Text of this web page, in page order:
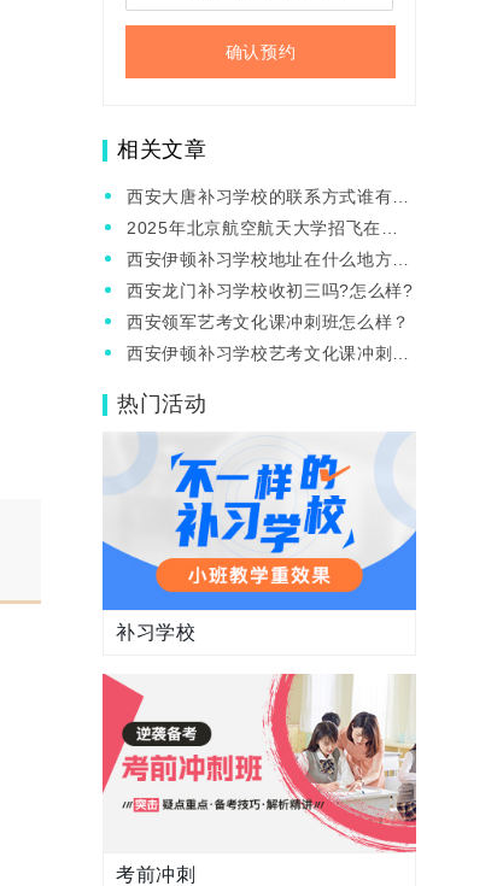
确认预约
相关文章
西安大唐补习学校的联系方式谁有?
可以介绍一下大唐吗?
2025年北京航空航天大学招飞在陕
招生院校政策总览!
西安伊顿补习学校地址在什么地方?
今年的升学率咋样?
西安龙门补习学校收初三吗?怎么样?
西安领军艺考文化课冲刺班怎么样？
西安伊顿补习学校艺考文化课冲刺班
热门活动
补习学校
考前冲刺